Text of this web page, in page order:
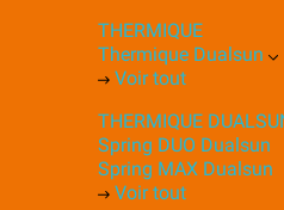
THERMIQUE
Thermique Dualsun
Voir tout
THERMIQUE
Spring DUO Dualsun
Spring MAX Dualsun
Voir tout